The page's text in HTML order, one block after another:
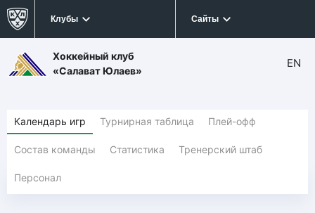
Клубы Сайты
Хоккейный клуб
«Салават Юлаев»
EN
Календарь игр Турнирная таблица Плей-офф
Состав команды Статистика Тренерский штаб
Персонал